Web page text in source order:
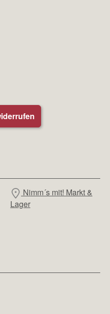
Nimm´s mit! Markt &
Lager